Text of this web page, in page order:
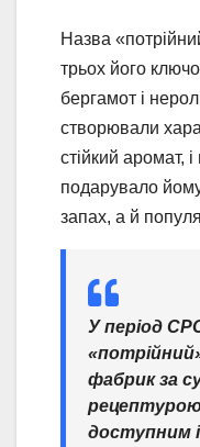
Назва
трьох його
бергамот і
створювали
стійкий аромат,
подарувало
запах, а й
У період
фабрик за
доступним